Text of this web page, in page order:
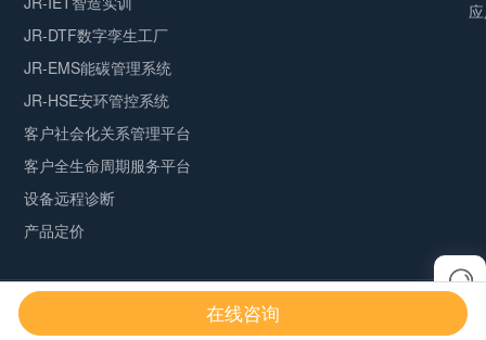
JR-DTF数字孪生工厂
JR-EMS能碳管理系统
JR-HSE安环管控系统
客户社会化关系管理平台
客户全生命周期服务平台
设备远程诊断
产品定价
Copyright © 2026 by Jerei
鲁ICP备09041295号-52All rights reserved
在线咨询